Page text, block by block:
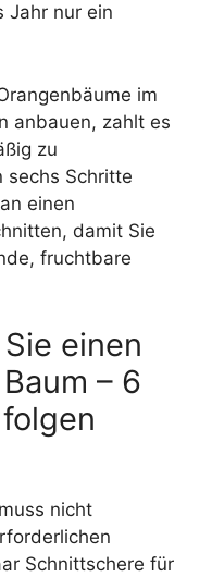
Jahr nur ein
im
anbauen, zahlt es
zu
sechs Schritte
einen
damit Sie
fruchtbare
einen
– 6
nicht
Schnittschere für